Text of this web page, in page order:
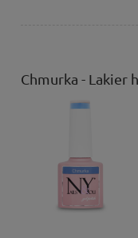
Chmurka - Lakier